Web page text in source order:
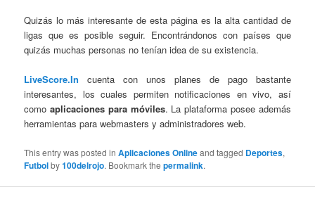
Quizás lo más interesante de esta página es la alta cantidad de
ligas que es posible seguir. Encontrándonos con países que
quizás muchas personas no tenían idea de su existencia.
LiveScore.In
cuenta con unos planes de pago bastante
interesantes, los cuales permiten notificaciones en vivo, así
como aplicaciones para móviles. La plataforma posee además
herramientas para webmasters y administradores web.
This entry was posted inAplicaciones Onlineand tagged Deportes,
Futbolby100delrojo. Bookmark thepermalink.